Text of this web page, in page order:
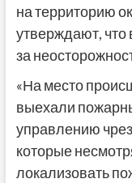
на территорию
утверждают, что
за
«На место
выехали
управлению
которые
локализовать